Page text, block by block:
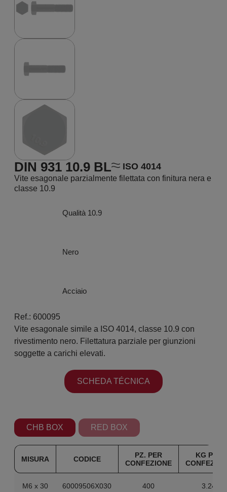
DIN 931 10.9 BL ISO 4014
Vite esagonale parzialmente filettata con finitura nera e
classe 10.9
Qualità 10.9
Nero
Acciaio
Ref.: 600095
Vite esagonale simile a ISO 4014, classe 10.9 con
rivestimento nero. Filettatura parziale per giunzioni
soggette a carichi elevati.
SCHEDA TÉCNICA
CHB BOX RED BOX
MISURA CODICE
PZ. PER
CONFEZIONE
KG PER
M6 x 30 60009506X030 400 3.24